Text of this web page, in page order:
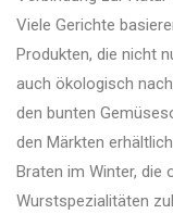
Viele Gerichte
Produkten, die nicht
auch ökologisch
den bunten
den Märkten
Braten im Winter, die
Wurstspezialitäten